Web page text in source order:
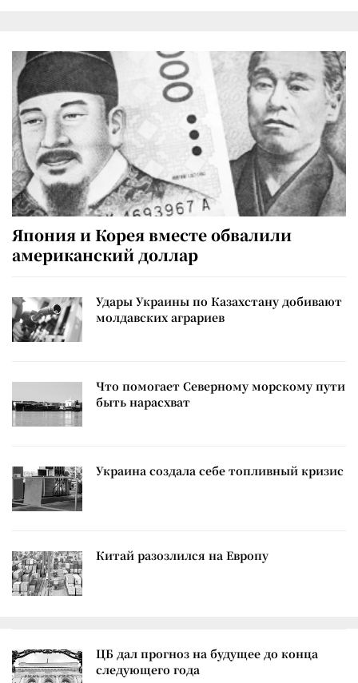
Япония и Корея вместе обвалили
американский доллар
Удары Украины по Казахстану добивают
молдавских аграриев
Что помогает Северному морскому пути
быть нарасхват
Украина создала себе топливный кризис
Китай разозлился на Европу
ЦБ дал прогноз на будущее до конца
следующего года